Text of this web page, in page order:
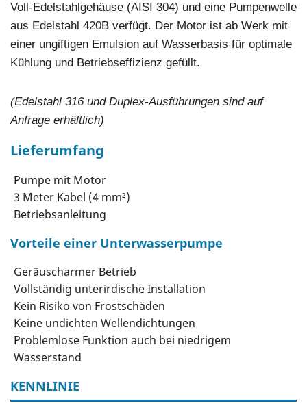
Voll-Edelstahlgehäuse (AISI 304) und eine Pumpenwelle
aus Edelstahl 420B verfügt. Der Motor ist ab Werk mit
einer ungiftigen Emulsion auf Wasserbasis für optimale
Kühlung und Betriebseffizienz gefüllt.
(Edelstahl 316 und Duplex-Ausführungen sind auf
Anfrage erhältlich)
Lieferumfang
Pumpe mit Motor
3 Meter Kabel (4 mm²)
Betriebsanleitung
Vorteile einer Unterwasserpumpe
Geräuscharmer Betrieb
Vollständig unterirdische Installation
Kein Risiko von Frostschäden
Keine undichten Wellendichtungen
Problemlose Funktion auch bei niedrigem
Wasserstand
KENNLINIE